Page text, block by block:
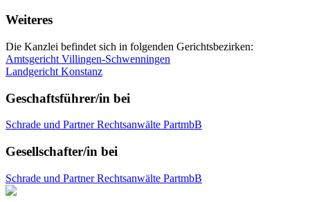
Weiteres
Die Kanzlei befindet sich in folgenden Gerichtsbezirken:
Amtsgericht Villingen-Schwenningen
Landgericht Konstanz
Geschaftsführer/in bei
Schrade und Partner Rechtsanwälte PartmbB
Gesellschafter/in bei
Schrade und Partner Rechtsanwälte PartmbB